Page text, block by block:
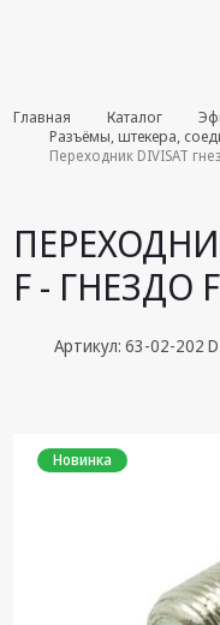
Комплекты
августа
Android TV
приставки
Сетевые
управления
под ТВ, ЖК, СВЧ
Главная Каталог
Разъёмы, штекера,
Переходник DIVISAT
F - ГНЕЗДО
Артикул: 63-02-202 D
Новинка